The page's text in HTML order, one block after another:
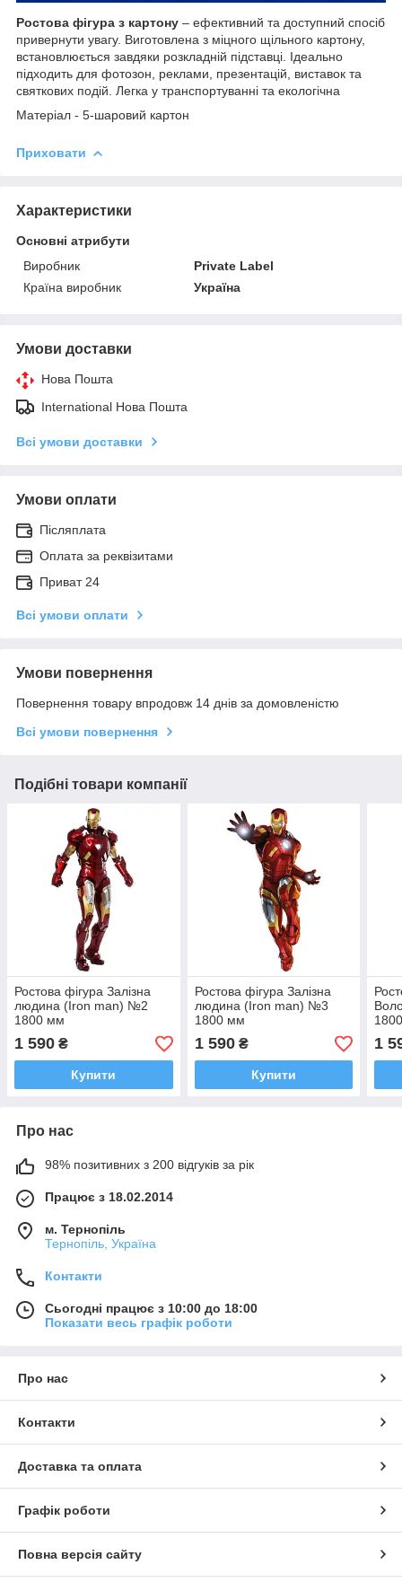
Ростова фігура з картону – ефективний та доступний спосіб
привернути увагу. Виготовлена з міцного щільного картону,
встановлюється завдяки розкладній підставці. Ідеально
підходить для фотозон, реклами, презентацій, виставок та
святкових подій. Легка у транспортуванні та екологічна
Матеріал - 5-шаровий картон
Приховати
Характеристики
Основні атрибути
Виробник
Private Label
Країна виробник
Україна
Умови доставки
Нова Пошта
International Нова Пошта
Всі умови доставки
Умови оплати
Післяплата
Оплата за реквізитами
Приват 24
Всі умови оплати
Умови повернення
Повернення товару впродовж 14 днів за домовленістю
Всі умови повернення
Подібні товари компанії
Ростова фігура Залізна
людина (Iron man) №2
1800 мм
1 590 ₴
Купити
Ростова фігура Залізна
людина (Iron man) №3
1800 мм
1 590₴
Купити
1
Про нас
98% позитивних з 200 відгуків за рік
Працює з 18.02.2014
м. Тернопіль
Тернопіль, Україна
Контакти
Сьогодні працює з 10:00 до 18:00
Показати весь графік роботи
Про нас
Контакти
Доставка та оплата
Графік роботи
Повна версія сайту